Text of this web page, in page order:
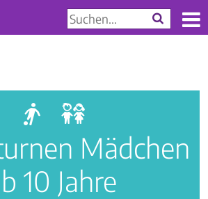
a g
Mädchen
10 Jahre